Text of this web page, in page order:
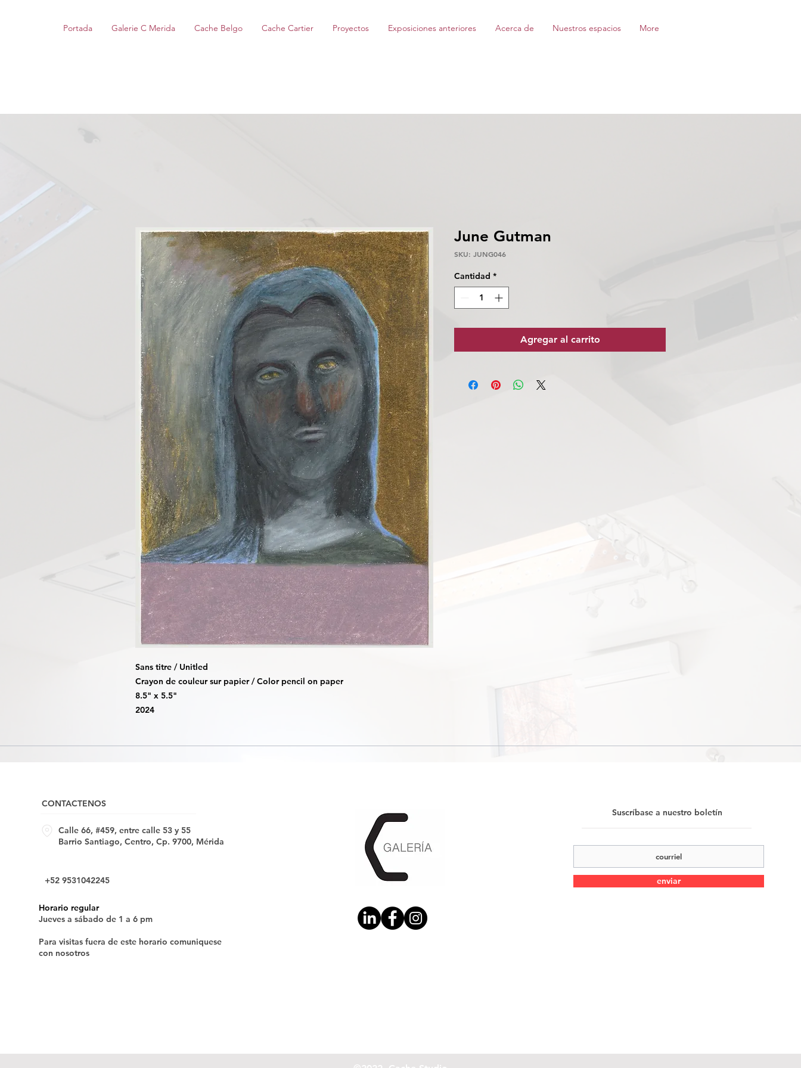
Portada Galerie C Merida Cache Belgo Cache Cartier Proyectos Exposiciones anteriores Acerca de Nuestros espacios More
Sans titre / Unitled
Crayon de couleur sur papier / Color pencil on paper
8.5" x 5.5"
2024
June Gutman
SKU: JUNG046
Cantidad *
Agregar al carrito
CONTACTENOS
Calle 66, #459, entre calle 53 y 55
Barrio Santiago, Centro, Cp. 9700, Mérida
+52 9531042245
Horario regular
Jueves a sábado de 1 a 6 pm
Para visitas fuera de este horario comuniquese
con nosotros
Suscríbase a nuestro boletín
enviar